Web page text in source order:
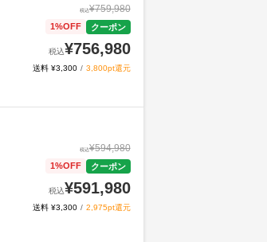
税込¥759,980
1%OFF クーポン
税込¥756,980
送料 ¥3,300 / 3,800pt還元
税込¥594,980
1%OFF クーポン
税込¥591,980
送料 ¥3,300 / 2,975pt還元